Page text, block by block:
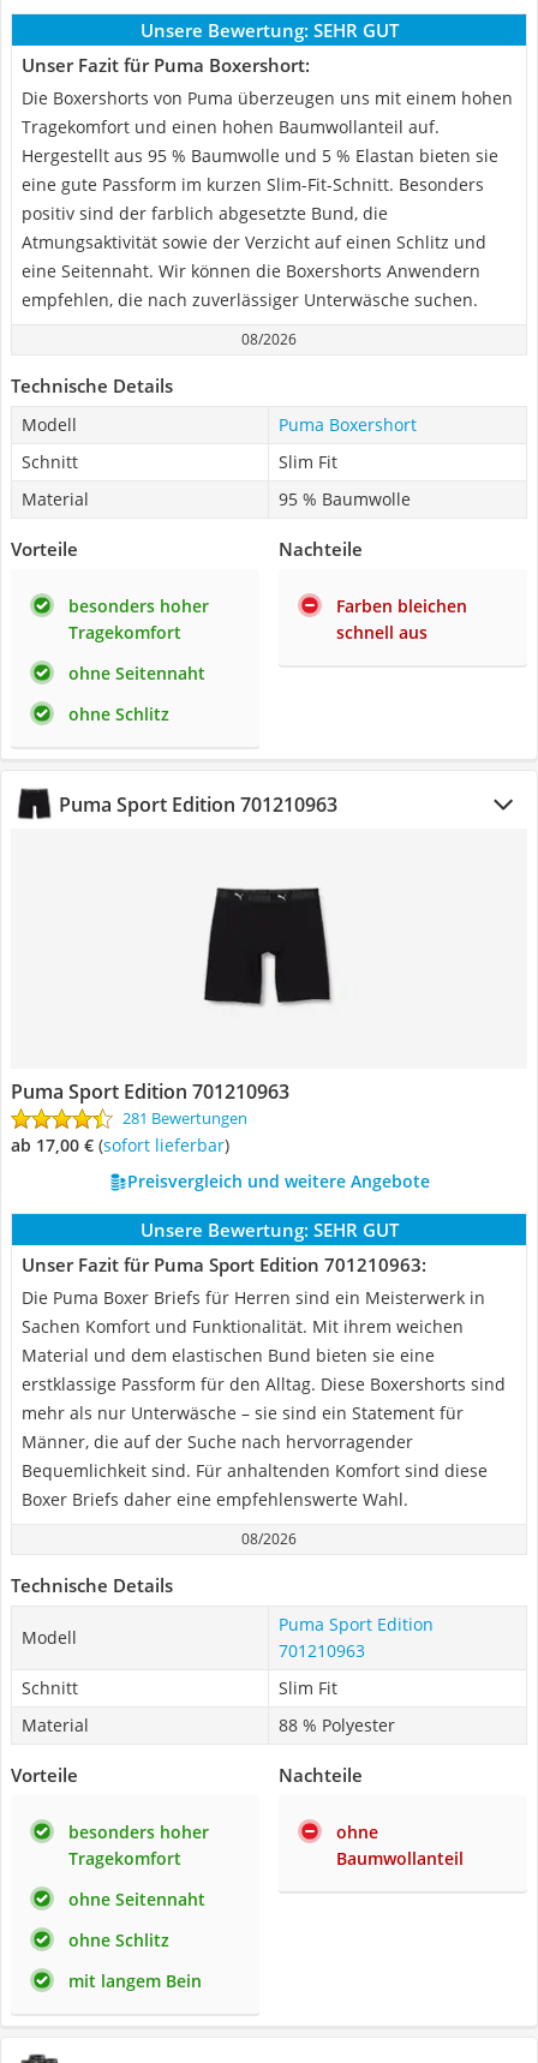
Unsere Bewertung: SEHR GUT
Unser Fazit für Puma Boxershort:
Die Boxershorts von Puma überzeugen uns mit einem hohen
Tragekomfort und einen hohen Baumwollanteil auf.
Hergestellt aus 95 % Baumwolle und 5 % Elastan bieten sie
eine gute Passform im kurzen Slim-Fit-Schnitt. Besonders
positiv sind der farblich abgesetzte Bund, die
Atmungsaktivität sowie der Verzicht auf einen Schlitz und
eine Seitennaht. Wir können die Boxershorts Anwendern
empfehlen, die nach zuverlässiger Unterwäsche suchen.
08/2026
Technische Details
Modell
Puma Boxershort
Schnitt
Slim Fit
Material
95 % Baumwolle
Vorteile
besonders hoher
Tragekomfort
ohne Seitennaht
ohne Schlitz
Nachteile
Farben bleichen
schnell aus
Puma Sport Edition 701210963
Puma Sport Edition 701210963
281 Bewertungen
ab 17,00 € ( Sofort lieferbar)
Preisvergleich und weitere Angebote
Unsere Bewertung: SEHR GUT
Unser Fazit für Puma Sport Edition 701210963:
Die Puma Boxer Briefs für Herren sind ein Meisterwerk in
Sachen Komfort und Funktionalität. Mit ihrem weichen
Material und dem elastischen Bund bieten sie eine
erstklassige Passform für den Alltag. Diese Boxershorts sind
mehr als nur Unterwäsche – sie sind ein Statement für
Männer, die auf der Suche nach hervorragender
Bequemlichkeit sind. Für anhaltenden Komfort sind diese
Boxer Briefs daher eine empfehlenswerte Wahl.
08/2026
Technische Details
Modell
Puma Sport Edition
701210963
Schnitt
Slim Fit
Material
88 % Polyester
Vorteile
besonders hoher
Tragekomfort
ohne Seitennaht
ohne Schlitz
mit langem Bein
Nachteile
ohne
Baumwollanteil